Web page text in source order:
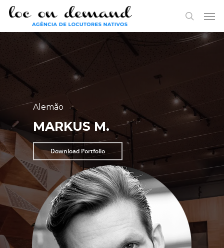
Skip
main
search
Alemão
MARKUS M.
Download Portfolio